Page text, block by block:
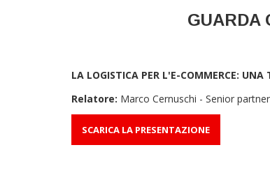
GUARDA
LA LOGISTICA PER L'E-COMMERCE:
Relatore: Marco Cernuschi - Senior
SCARICA LA PRESENTAZIONE